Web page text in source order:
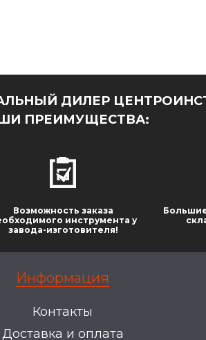
ДИЛЕР
ПРЕИМУЩЕСТВА:
Возможность заказа
инструмента у
завода-изготовителя!
Информация
Контакты
Доставка и оплата